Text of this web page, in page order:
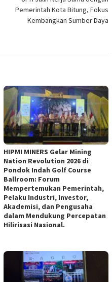
Pemerintah Kota Bitung, Fokus
Kembangkan Sumber Daya
HIPMI MINERS Gelar Mining
Nation Revolution 2026 di
Pondok Indah Golf Course
Ballroom: Forum
Mempertemukan Pemerintah,
Pelaku Industri, Investor,
Akademisi, dan Pengusaha
dalam Mendukung Percepatan
Hilirisasi Nasional.